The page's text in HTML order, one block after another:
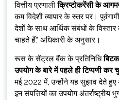
वित्तीय प्रणालीक्रिप्टोकरेंसी के
कम विदेशी व्यापार के स्तर पर।
देशों के साथ आर्थिक संबंधों के
चाहते हैं,” अधिकारी के अनुसार।
रूस के सेंट्रल बैंक के प्रतिनिधि
उपयोग के बारे में पहले ही टिप्पणी कर
मई 2022 में, उन्होंने यह सुझाव देते
इन संपत्तियों का उपयोग अंतर्राष्ट्रीय